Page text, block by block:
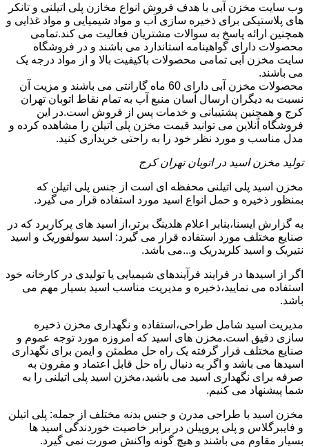
وب سایت مخزن آبی با هدف فروش انواع مخازن پلی اتیلنی و تانکر
های پلاستیکی برای ذخیره سازی آب و مواد شیمیایی و مواد غذایی و
همچنین ارائه پاسخ به سوالات مشتریان فعالیت می کند.تمامی
محصولات دارای گواهینامه استاندارد می باشند و در فروشگاه
سایت مخزن آبی تمامی محصولات باکیفیت بالا و از مواد درجه یک
می باشند.
محصولات مخزن آبی دارای 60 ماه گارانتی می باشند و مزیت آن
نسبت به دیگران ارسال آسان منبع آب به تمام نقاط اتوبان تهران
کرج و همچنین پشتیبانی و خدمات پس از فروش است.در این
فروشگاه آنلاین می توانید قیمت مخزن پلی اتیلن را مشاهده کرده و
مدل مناسب و مورد نظر خود را به راحتی خریداری کنید.
تولید مخزن اسید در اتوبان تهران کرج
مخزن اسید پلی اتیلنی محفظه ای است از جنس پلی اتیلن که
بمنظور ذخیره و حمل انواع اسید مورد استفاده قرار می گیرد.
به گزارش ایسنا،بنابر اعلام هلدینگ برتر،از اسید های پرکاربرد که در
صنایع مختلف مورد استفاده قرار می گیرد: اسید سولفوریک و اسید
نتیریک و اسید کلریدریک و...می باشد.
اگر از اسیدها در فرایند فرآیندهای شیمیایی یا تولیدی در کارخانه خود
استفاده می نمایید،ذخیره و مدیریت مناسب اسید بسیار مهم می
باشد.
مدیریت اسید شامل طراحی،استفاده و نگهداری مخزن ذخیره
سازی دقیق است.مخزن های اسید که امروزه مورد توجه عموم و
صنایع مختلف قرار گرفته یک راه حل مطمئن و ایمن برای نگهداری
اسیدها می باشد و اگر به دنبال راه حل قابل اعتماد و مقرون به
صرفه برای نگهداری اسید می باشید،مخزن اسید پلی اتیلنی را به
شما پیشنهاد می کنیم.
مخزن اسید با طراحی مدرن و جنس بدنه مختلف از جمله: پلی اتیلن
و فایبرگلاس و پلی پروپیلن در برابر خاصیت خوردندگی اسید ها
بسیار مقاوم می باشند و هیچ گونه واکنش صورت نمی گیرد.